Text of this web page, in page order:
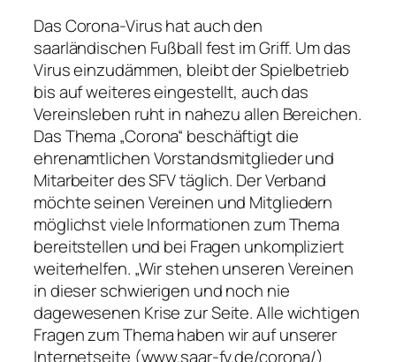
Das Corona-Virus hat auch den
saarländischen Fußball fest im Griff. Um das
Virus einzudämmen, bleibt der Spielbetrieb
bis auf weiteres eingestellt, auch das
Vereinsleben ruht in nahezu allen Bereichen.
Das Thema „Corona“ beschäftigt die
ehrenamtlichen Vorstandsmitglieder und
Mitarbeiter des SFV täglich. Der Verband
möchte seinen Vereinen und Mitgliedern
möglichst viele Informationen zum Thema
bereitstellen und bei Fragen unkompliziert
weiterhelfen. „Wir stehen unseren Vereinen
in dieser schwierigen und noch nie
dagewesenen Krise zur Seite. Alle wichtigen
Fragen zum Thema haben wir auf unserer
Internetseite (www.saar-fv.de/corona/)